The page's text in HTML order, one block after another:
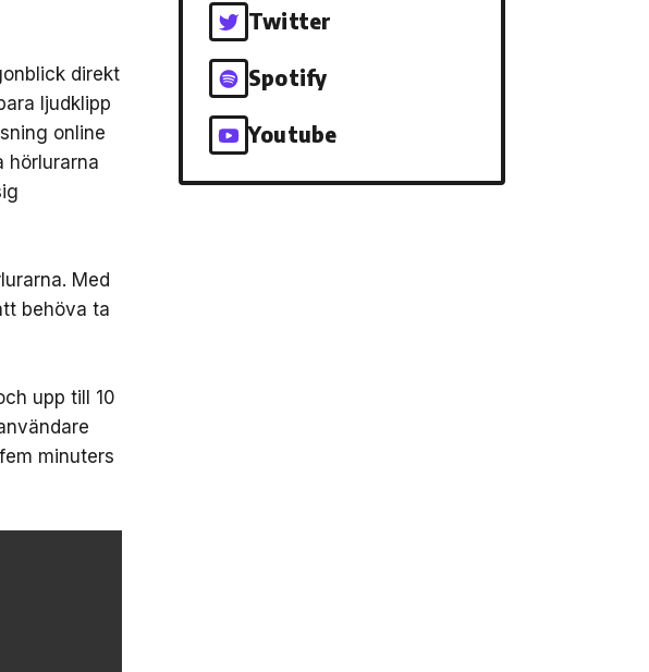
direkt
ljudklipp
online
hörlurarna
Med
behöva ta
upp till 10
minuters
Twitter
Spotify
Youtube